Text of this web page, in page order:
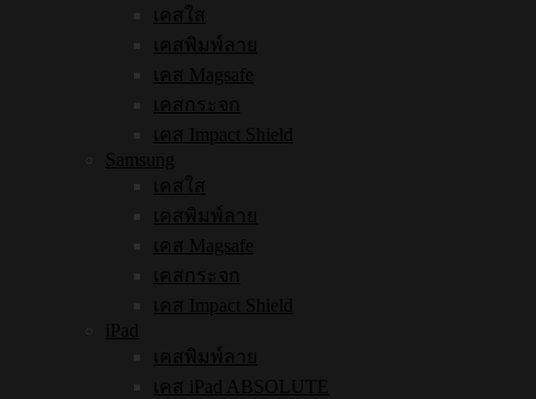
เคสใส
เคสพิมพ์ลาย
เคส Magsafe
เคสกระจก
เคส Impact Shield
Samsung
เคสใส
เคสพิมพ์ลาย
เคส Magsafe
เคสกระจก
เคส Impact Shield
iPad
เคสพิมพ์ลาย
เคส iPad ABSOLUTE